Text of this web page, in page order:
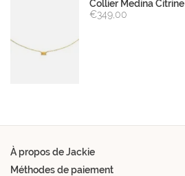
Collier Medina Citrine
€349,00
À propos de Jackie
Méthodes de paiement